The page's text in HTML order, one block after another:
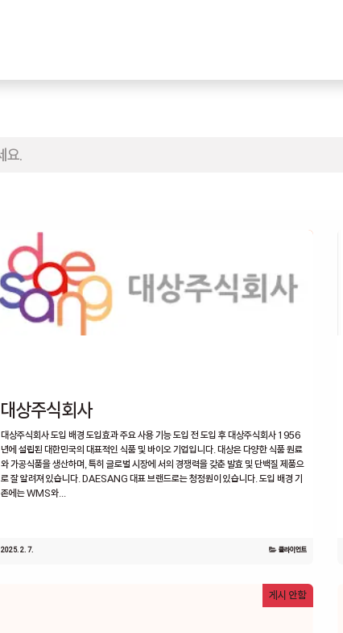
대상주식회사
대상주식회사 도입 배경 도입효과 주요 사용 기능 도입 전 도입 후 대상주식회사 1956
년에 설립된 대한민국의 대표적인 식품 및 바이오 기업입니다. 대상은 다양한 식품 원료
와 가공식품을 생산하며, 특히 글로벌 시장에 서의 경쟁력을 갖춘 발효 및 단백질 제품으
로 잘 알려져 있습니다. DAESANG 대표 브랜드로는 청정원이 있습니다. 도입 배경 기
존에는 WMS와...
2025. 2. 7. 클라이언트
게시 안함